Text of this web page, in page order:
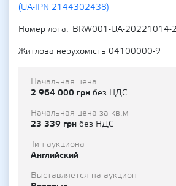
(UA-IPN 2144302438)
Номер лота
BRW001-UA-20221014-
Житлова нерухомість 04100000-9
Начальная цена
2 964 000 грн без НДС
Начальная цена за кв.м
23 339 грн без НДС
Тип аукциона
Английский
Выставляется на аукцион